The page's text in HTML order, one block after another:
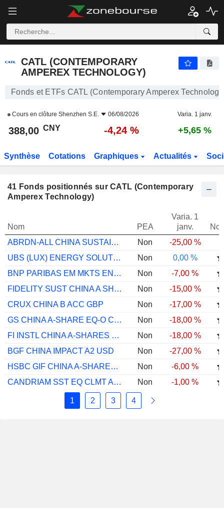
CATL (CONTEMPORARY
AMPEREX TECHNOLOGY)
Fonds et ETFs CATL (Contemporary Amperex
Cours en clôture Shenzhen S.E. 06/08/2026 Varia. 1 janv.
388,00 CNY -4,24 % +5,65 %
Synthèse Cotations Graphiques Actualités
41 Fonds positionnés sur CATL (Contemporary
Amperex Technology)
Nom PEA
Varia. 1
janv.
ABRDN-ALL CHINA SUSTAINABLE EQ A ACCUSD
Non
-25,00 %
UBS (LUX) ENERGY SOLUTIONS EQUITY FUND S
Non
0,00 %
BNP PARIBAS EM MKTS ENVIRTL SOLU I CAP
Non
-7,00 %
FIDELITY SUST CHINA A SHS Y ACC RMB
Non
-15,00 %
CRUX CHINA B ACC GBP
Non
-17,00 %
GS CHINA A-SHARE EQ-O CAP USD
Non
-18,00 %
FI INSTL CHINA A-SHARES EQ F
Non
-18,00 %
BGF CHINA IMPACT A2 USD
Non
-27,00 %
HSBC GIF CHINA A-SHARES EQUITY ZC
Non
-6,00 %
CANDRIAM SST EQ CLMT ACTN I $ ACC
Non -1,00 %
1 2 3 4